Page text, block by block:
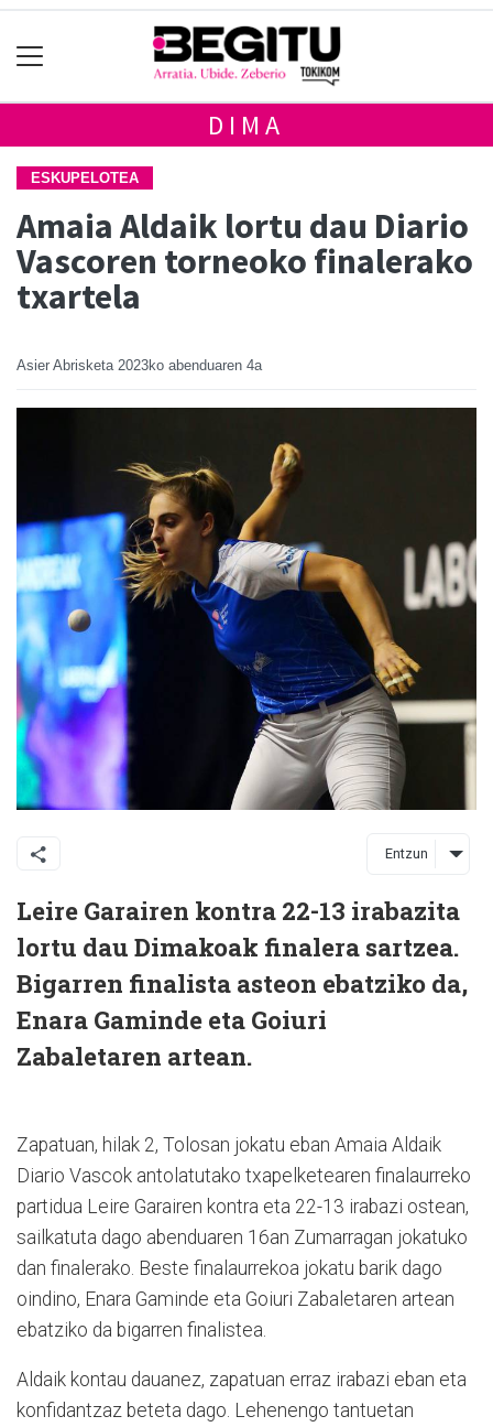
DIMA
ESKUPELOTEA
Amaia Aldaik lortu dau Diario
Vascoren torneoko finalerako
txartela
Asier Abrisketa 2023ko abenduaren 4a
Entzun
Leire Garairen kontra 22-13 irabazita
lortu dau Dimakoak finalera sartzea.
Bigarren finalista asteon ebatziko da,
Enara Gaminde eta Goiuri
Zabaletaren artean.
Zapatuan, hilak 2, Tolosan jokatu eban Amaia Aldaik
Diario Vascok antolatutako txapelketearen finalaurreko
partidua Leire Garairen kontra eta 22-13 irabazi ostean,
sailkatuta dago abenduaren 16an Zumarragan jokatuko
dan finalerako. Beste finalaurrekoa jokatu barik dago
oindino, Enara Gaminde eta Goiuri Zabaletaren artean
ebatziko da bigarren finalistea.
Aldaik kontau dauanez, zapatuan erraz irabazi eban eta
konfidantzaz beteta dago. Lehenengo tantuetan